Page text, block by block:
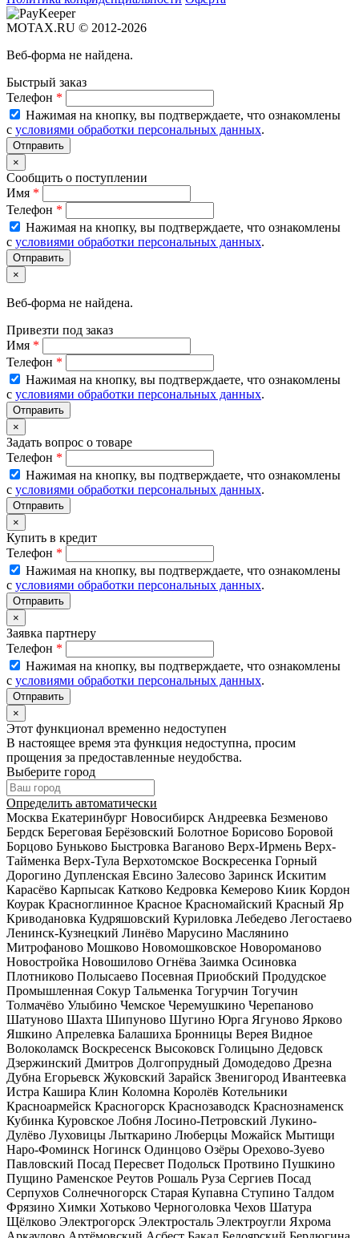
MOTAX.RU © 2012-2026
Веб-форма не найдена.
Быстрый заказ
Телефон *
Нажимая на кнопку, вы подтверждаете, что ознакомлены
с условиями обработки персональных данных.
×
Сообщить о поступлении
Имя *
Телефон *
Нажимая на кнопку, вы подтверждаете, что ознакомлены
с условиями обработки персональных данных.
×
Веб-форма не найдена.
Привезти под заказ
Имя *
Телефон *
Нажимая на кнопку, вы подтверждаете, что ознакомлены
с условиями обработки персональных данных.
×
Задать вопрос о товаре
Телефон *
Нажимая на кнопку, вы подтверждаете, что ознакомлены
с условиями обработки персональных данных.
×
Купить в кредит
Телефон *
Нажимая на кнопку, вы подтверждаете, что ознакомлены
с условиями обработки персональных данных.
×
Заявка партнеру
Телефон *
Нажимая на кнопку, вы подтверждаете, что ознакомлены
с условиями обработки персональных данных.
×
Этот функционал временно недоступен
В настоящее время эта функция недоступна, просим
прощения за предоставленные неудобства.
Выберите город
Определить автоматически
Москва Екатеринбург Новосибирск Андреевка Безменово
Бердск Береговая Берёзовский Болотное Борисово Боровой
Борцово Буньково Быстровка Ваганово Верх-Ирмень Верх-
Тайменка Верх-Тула Верхотомское Воскресенка Горный
Дорогино Дупленская Евсино Залесово Заринск Искитим
Карасёво Карпысак Катково Кедровка Кемерово Киик Кордон
Коурак Красноглинное Красное Красномайский Красный Яр
Криводановка Кудряшовский Куриловка Лебедево Легостаево
Ленинск-Кузнецкий Линёво Марусино Маслянино
Митрофаново Мошково Новомошковское Новороманово
Новостройка Новошилово Огнёва Заимка Осиновка
Плотниково Полысаево Посевная Приобский Продудское
Промышленная Сокур Тальменка Тогурчин Тогучин
Толмачёво Улыбино Чемское Черемушкино Черепаново
Шатуново Шахта Шипуново Шугино Юрга Ягуново Ярково
Яшкино Апрелевка Балашиха Бронницы Верея Видное
Волоколамск Воскресенск Высоковск Голицыно Дедовск
Дзержинский Дмитров Долгопрудный Домодедово Дрезна
Дубна Егорьевск Жуковский Зарайск Звенигород Ивантеевка
Истра Кашира Клин Коломна Королёв Котельники
Красноармейск Красногорск Краснозаводск Краснознаменск
Кубинка Куровское Лобня Лосино-Петровский Лукино-
Дулёво Луховицы Лыткарино Люберцы Можайск Мытищи
Наро-Фоминск Ногинск Одинцово Озёры Орехово-Зуево
Павловский Посад Пересвет Подольск Протвино Пушкино
Пущино Раменское Реутов Рошаль Руза Сергиев Посад
Серпухов Солнечногорск Старая Купавна Ступино Талдом
Фрязино Химки Хотьково Черноголовка Чехов Шатура
Щёлково Электрогорск Электросталь Электроугли Яхрома